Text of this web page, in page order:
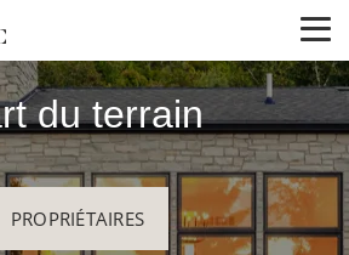
du terrain
PROPRIÉTAIRES